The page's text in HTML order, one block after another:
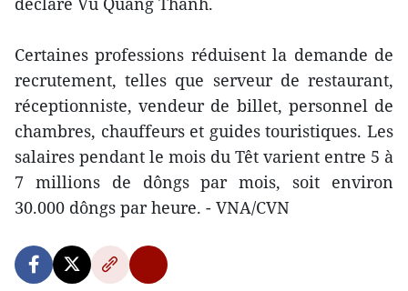
Certaines professions réduisent la demande de
recrutement, telles que serveur de restaurant,
réceptionniste, vendeur de billet, personnel de
chambres, chauffeurs et guides touristiques. Les
salaires pendant le mois du Têt varient entre 5 à
7 millions de dôngs par mois, soit environ
30.000 dôngs par heure. - VNA/CVN